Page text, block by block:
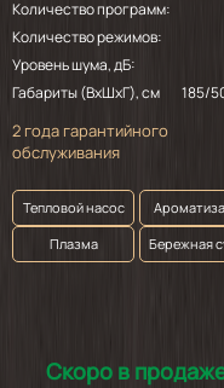
Количество программ:
Количество режимов:
Уровень шума, дБ:
Габариты (ВхШхГ), см
185/
2 года гарантийного
обслуживания
Тепловой насос
Плазма
Бережная
Скоро в